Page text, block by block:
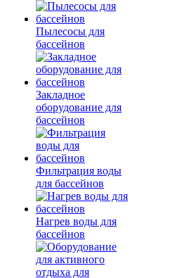
Пылесосы для
бассейнов
Закладное
оборудование для
бассейнов
Фильтрация воды
для бассейнов
Нагрев воды для
бассейнов